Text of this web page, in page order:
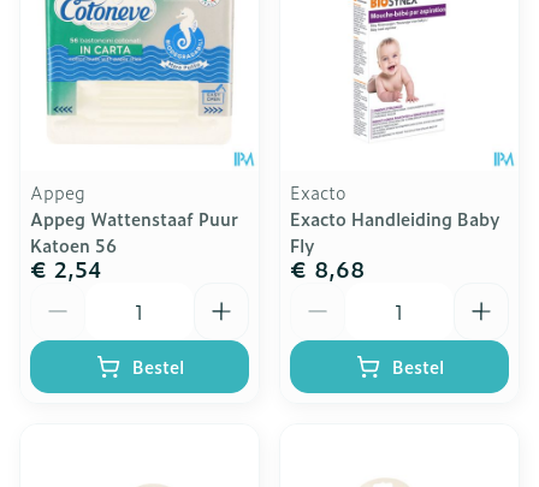
Appeg
Appeg Wattenstaaf Puur
Katoen 56
€ 2,54
Bestel
Exacto
Exacto Handleiding Baby
Fly
€ 8,68
Bestel